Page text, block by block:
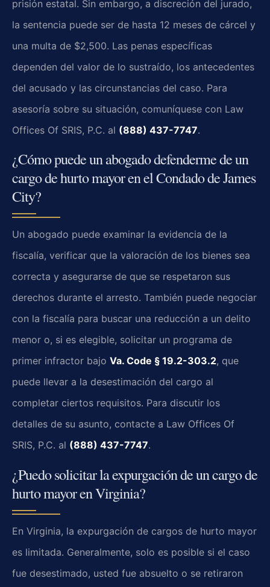
prisión estatal. Sin embargo, a discreción del jurado,
la sentencia puede ser de hasta 12 meses de cárcel y
una multa de $2,500. Las penas específicas
dependen del valor de lo sustraído, los antecedentes
del acusado y las circunstancias del caso. Para
asesoría sobre su situación, comuníquese con Law
Offices Of SRIS, P.C. al (888) 437-7747.
¿Cómo puede un abogado defenderme de un
cargo de hurto mayor en el Condado de James
City?
Un abogado puede examinar la evidencia de la
fiscalía, verificar que la valoración de los bienes sea
correcta y asegurarse de que se respetaron sus
derechos durante el arresto. También puede negociar
con la fiscalía para buscar una reducción a un delito
menor o, si es elegible, solicitar un programa de
primer infractor bajo Va. Code § 19.2-303.2, que
puede llevar a la desestimación del cargo al
completar ciertos requisitos. Para discutir los
detalles de su asunto, contacte a Law Offices Of
SRIS, P.C. al (888) 437-7747.
¿Puedo solicitar la expurgación de un cargo de
hurto mayor en Virginia?
En Virginia, la expurgación de cargos de hurto mayor
es limitada. Generalmente, solo es posible si el caso
fue desestimado, usted fue absuelto o se retiraron